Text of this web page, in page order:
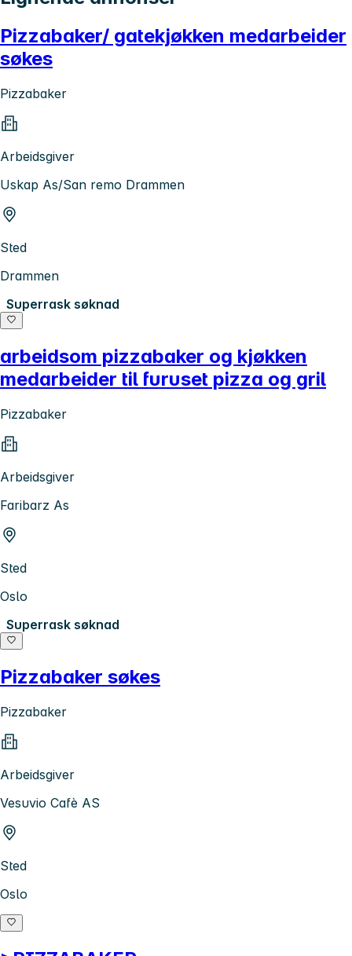
Pizzabaker/ gatekjøkken medarbeider
søkes
Pizzabaker
Arbeidsgiver
Uskap As/San remo Drammen
Sted
Drammen
Superrask søknad
arbeidsom pizzabaker og kjøkken
medarbeider til furuset pizza og gril
Pizzabaker
Arbeidsgiver
Faribarz As
Sted
Oslo
Superrask søknad
Pizzabaker søkes
Pizzabaker
Arbeidsgiver
Vesuvio Cafè AS
Sted
Oslo